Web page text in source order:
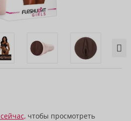
чтобы просмотреть